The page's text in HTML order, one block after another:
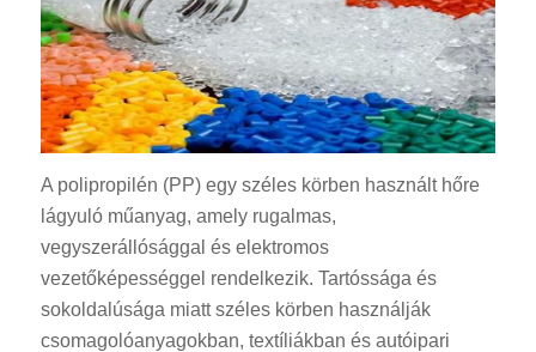
A polipropilén (PP) egy széles körben használt hőre
lágyuló műanyag, amely rugalmas,
vegyszerállósággal és elektromos
vezetőképességgel rendelkezik. Tartóssága és
sokoldalúsága miatt széles körben használják
csomagolóanyagokban, textíliákban és autóipari